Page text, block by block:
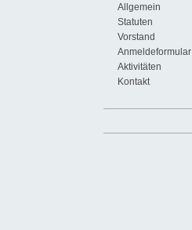
Allgemein
Statuten
Vorstand
Anmeldeformular
Aktivitäten
Kontakt